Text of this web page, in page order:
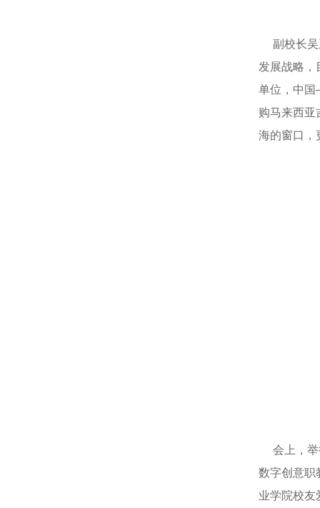
副校长吴
发展战略，
单位，中国
购马来西亚
海的窗口，
会上，举
数字创意职
业学院校友